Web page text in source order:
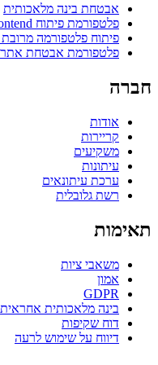
אבטחת בינה מלאכותית
פלטפורמת פיתוח Frontend
פיתוח פלטפורמה מרובת
פלטפורמת אבטחת
חברה
אודות
קריירות
משקיעים
עיתונות
ערכת עיתונאים
רשת גלובלית
תאימות
משאבי ציות
אמון
GDPR
בינה מלאכותית אחראית
דוח שקיפות
דיווח על שימוש לרעה